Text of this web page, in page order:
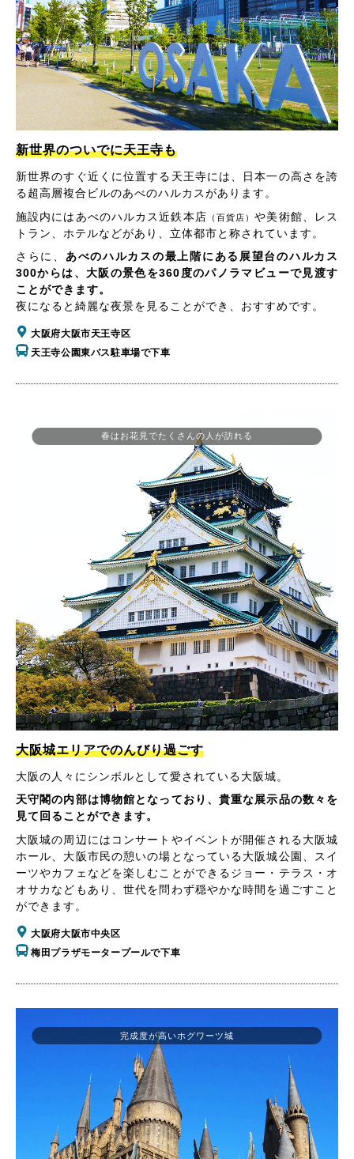
新世界のついでに天王寺も
新世界のすぐ近くに位置する天王寺には、日本一の高さを誇
る超高層複合ビルのあべのハルカスがあります。
施設内にはあべのハルカス近鉄本店 （百貨店）や美術館、レス
トラン、ホテルなどがあり、立体都市と称されています。
さらに、 あべのハルカスの最上階にある展望台のハルカス
300からは、大阪の景色を360度のパノラマビューで見渡す
ことができます。
夜になると綺麗な夜景を見ることができ、おすすめです。
大阪府大阪市天王寺区
天王寺公園東バス駐車場で下車
春はお花見でたくさんの人が訪れる
大阪城エリアでのんびり過ごす
大阪の人々にシンボルとして愛されている大阪城。
天守閣の内部は博物館となっており、貴重な展示品の数々を
見て回ることができます。
大阪城の周辺にはコンサートやイベントが開催される大阪城
ホール、大阪市民の憩いの場となっている大阪城公園、スイ
ーツやカフェなどを楽しむことができるジョー・テラス・オ
オサカなどもあり、世代を問わず穏やかな時間を過ごすこと
ができます。
大阪府大阪市中央区
梅田プラザモータープールで下車
完成度が高いホグワーツ城